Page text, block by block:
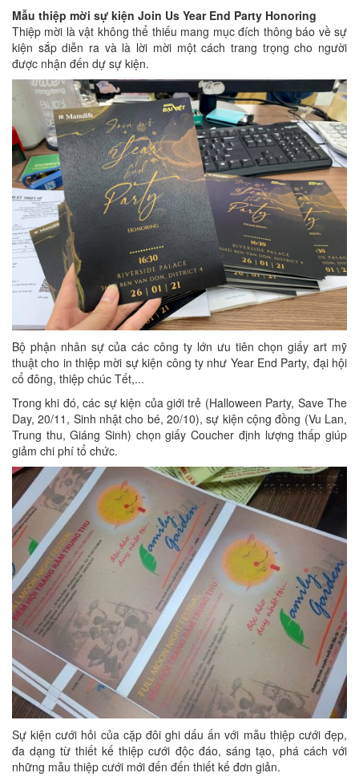
Mẫu thiệp mời sự kiện Join Us Year End Party Honoring
Thiệp mời là vật không thể thiếu mang mục đích thông báo về sự
kiện sắp diễn ra và là lời mời một cách trang trọng cho người
được nhận đến dự sự kiện.
Bộ phận nhân sự của các công ty lớn ưu tiên chọn giấy art mỹ
thuật cho in thiệp mời sự kiện công ty như Year End Party, đại hội
cổ đông, thiệp chúc Tết,...
Trong khi đó, các sự kiện của giới trẻ (Halloween Party, Save The
Day, 20/11, Sinh nhật cho bé, 20/10), sự kiện cộng đồng (Vu Lan,
Trung thu, Giáng Sinh) chọn giấy Coucher định lượng thấp giúp
giảm chi phí tổ chức.
Sự kiện cưới hỏi của cặp đôi ghi dấu ấn với mẫu thiệp cưới đẹp,
đa dạng từ thiết kế thiệp cưới độc đáo, sáng tạo, phá cách với
những mẫu thiệp cưới mới đến đến thiết kế đơn giản.